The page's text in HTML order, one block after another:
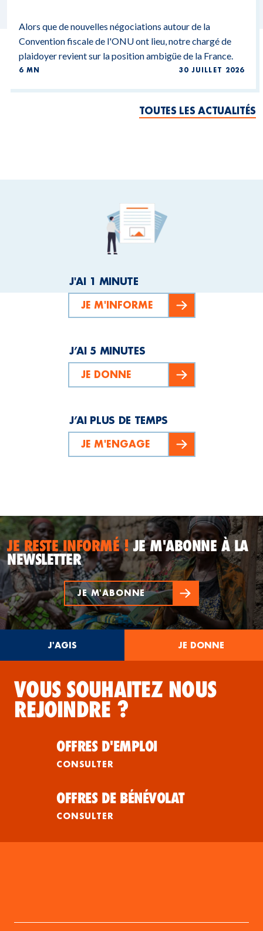
Alors que de nouvelles négociations autour de la
Convention fiscale de l'ONU ont lieu, notre chargé de
plaidoyer revient sur la position ambigüe de la France.
6 MN 30 JUILLET 2026
TOUTES LES ACTUALITÉS
J'AI 1 MINUTE
JE M'INFORME
J’AI 5 MINUTES
JE DONNE
J’AI PLUS DE TEMPS
JE M'ENGAGE
JE RESTE INFORMÉ !JE M'ABONNE À LA
NEWSLETTER
JE M'ABONNE
J'AGIS JE DONNE
VOUS SOUHAITEZ NOUS
REJOINDRE ?
OFFRES D'EMPLOI
CONSULTER
OFFRES DE BÉNÉVOLAT
CONSULTER